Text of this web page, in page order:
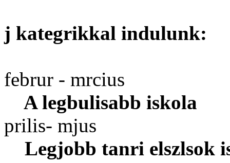
j kategrikkal indulunk:
februr - mrcius
A legbulisabb iskola
prilis- mjus
Legjobb tanri elszlsok